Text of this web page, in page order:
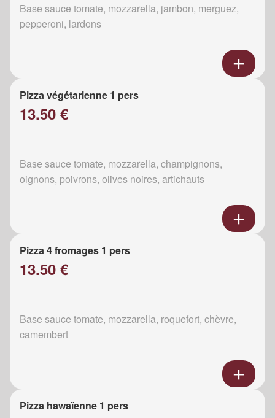
Base sauce tomate, mozzarella, jambon, merguez,
pepperoni, lardons
Pizza végétarienne 1 pers
13.50 €
Base sauce tomate, mozzarella, champignons,
oignons, poivrons, olives noires, artichauts
Pizza 4 fromages 1 pers
13.50 €
Base sauce tomate, mozzarella, roquefort, chèvre,
camembert
Pizza hawaïenne 1 pers